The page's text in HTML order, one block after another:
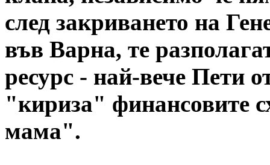
след закриването на
във Варна, те
ресурс - най-вече Пети
"кириза" финансовите
мама".